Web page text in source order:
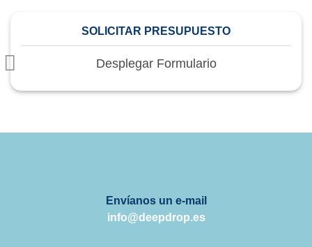
SOLICITAR PRESUPUESTO
Desplegar Formulario
Envíanos un e-mail
info@deepdrop.es